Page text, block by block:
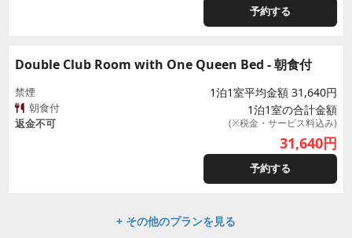
予約する
Double Club Room with One Queen Bed - 朝食付
禁煙
朝食付
返金不可
1泊1室平均金額 31,640円
1泊1室の合計金額
(※税金・サービス料込み)
31,640円
予約する
+ その他のプランを見る